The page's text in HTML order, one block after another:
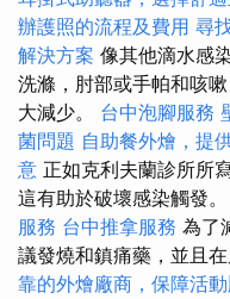
辦護照的流程及費用 尋
解決方案 像其他滴水感
洗滌，肘部或手帕和咳
大減少。 台中泡腳服務
菌問題 自助餐外燴，提
意 正如克利夫蘭診所所
這有助於破壞感染觸發。
服務 台中推拿服務 為了
議發燒和鎮痛藥，並且
靠的外燴廠商，保障活